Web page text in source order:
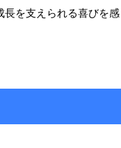
長を支えられる喜びを感